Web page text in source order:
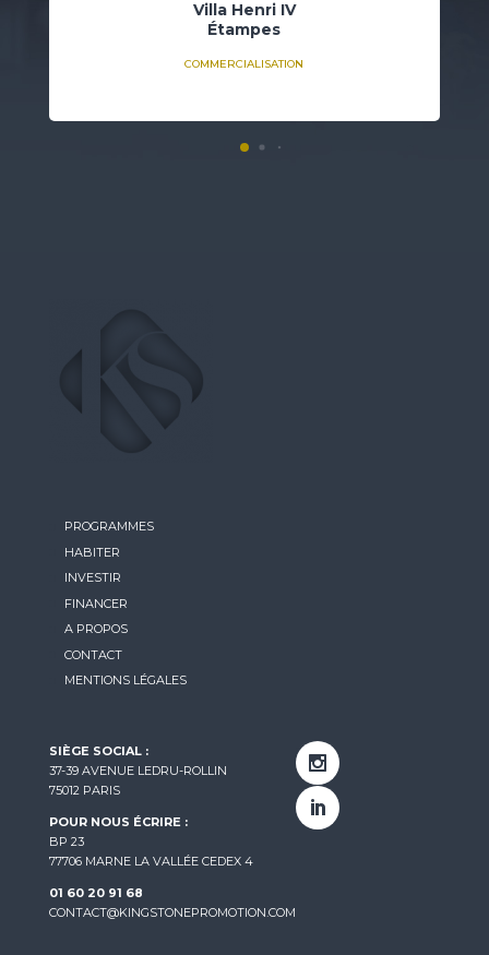
Villa Henri IV
Étampes
COMMERCIALISATION
PROGRAMMES
HABITER
INVESTIR
FINANCER
A PROPOS
CONTACT
MENTIONS LÉGALES
SIÈGE SOCIAL :
37-39 AVENUE LEDRU-ROLLIN
75012 PARIS
POUR NOUS ÉCRIRE :
BP 23
77706 MARNE LA VALLÉE CEDEX 4
01 60 20 91 68
CONTACT@KINGSTONEPROMOTION.COM